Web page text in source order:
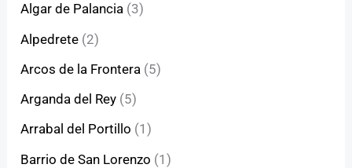
Algar de Palancia (3)
Alpedrete (2)
Arcos de la Frontera (5)
Arganda del Rey (5)
Arrabal del Portillo (1)
Barrio de San Lorenzo (1)